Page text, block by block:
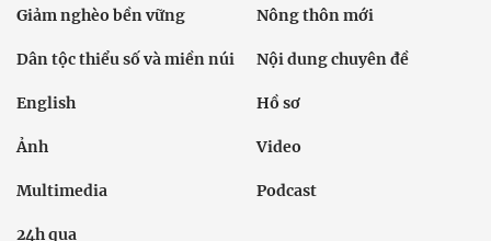
Giảm nghèo bền vững Nông thôn mới
Dân tộc thiểu số và miền núi Nội dung chuyên đề
English Hồ sơ
Ảnh Video
Multimedia Podcast
24h qua